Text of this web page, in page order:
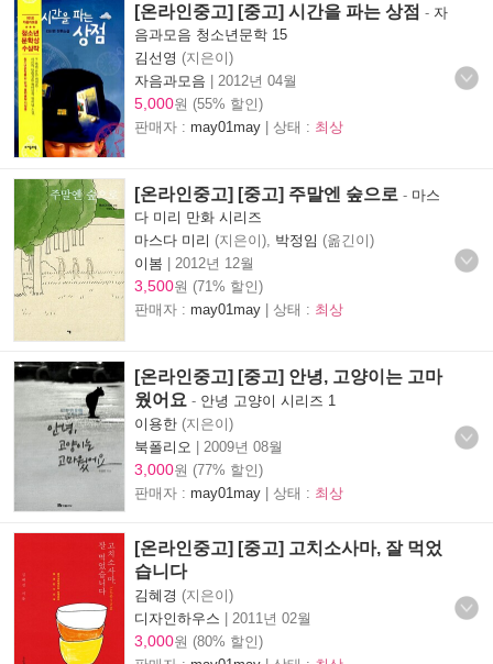
[온라인중고] [중고] 시간을 파는 상점 - 자
음과모음 청소년문학 15
김선영 (지은이)
자음과모음 | 2012년 04월
5,000원 (55% 할인)
판매자 : may01may | 상태 : 최상
[온라인중고] [중고] 주말엔 숲으로 - 마스
다 미리 만화 시리즈
마스다 미리 (지은이), 박정임 (옮긴이)
이봄 | 2012년 12월
3,500원 (71% 할인)
판매자 : may01may | 상태 : 최상
[온라인중고] [중고] 안녕, 고양이는 고마
웠어요 - 안녕 고양이 시리즈 1
이용한 (지은이)
북폴리오 | 2009년 08월
3,000원 (77% 할인)
판매자 : may01may | 상태 : 최상
[온라인중고] [중고] 고치소사마, 잘 먹었
습니다
김혜경 (지은이)
디자인하우스 | 2011년 02월
3,000원 (80% 할인)